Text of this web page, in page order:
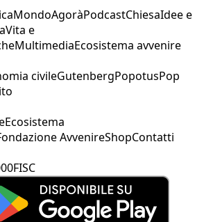
MondoAgoràPodcastChiesaIdee e
Vita e
MultimediaEcosistema avvenire
civileGutenbergPopotusPop
Ecosistema
AvvenireShopContatti
FISC